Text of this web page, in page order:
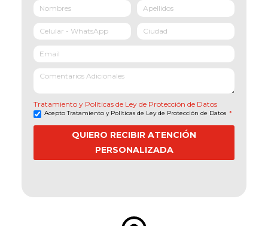
Tratamiento y Políticas de Ley de Protección de Datos
Acepto Tratamiento y Políticas de Ley de Protección de Datos *
QUIERO RECIBIR ATENCIÓN
PERSONALIZADA